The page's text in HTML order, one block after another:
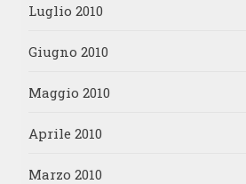
Luglio 2010
Giugno 2010
Maggio 2010
Aprile 2010
Marzo 2010